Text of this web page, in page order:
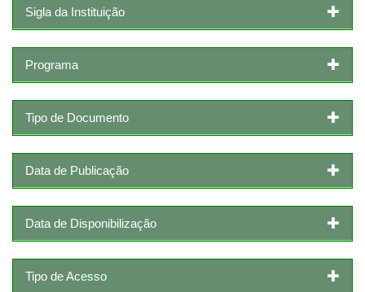
Sigla da Instituição
Programa
Tipo de Documento
Data de Publicação
Data de Disponibilização
Tipo de Acesso